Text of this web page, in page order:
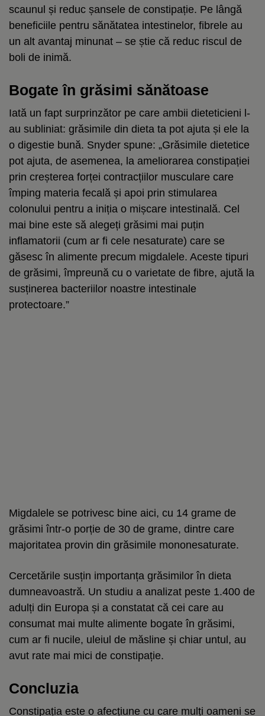
scaunul și reduc șansele de constipație. Pe lângă
beneficiile pentru sănătatea intestinelor, fibrele au
un alt avantaj minunat – se știe că reduc riscul de
boli de inimă.
Bogate în grăsimi sănătoase
Iată un fapt surprinzător pe care ambii dieteticieni l-
au subliniat: grăsimile din dieta ta pot ajuta și ele la
o digestie bună. Snyder spune: „Grăsimile dietetice
pot ajuta, de asemenea, la ameliorarea constipației
prin creșterea forței contracțiilor musculare care
împing materia fecală și apoi prin stimularea
colonului pentru a iniția o mișcare intestinală. Cel
mai bine este să alegeți grăsimi mai puțin
inflamatorii (cum ar fi cele nesaturate) care se
găsesc în alimente precum migdalele. Aceste tipuri
de grăsimi, împreună cu o varietate de fibre, ajută la
susținerea bacteriilor noastre intestinale
protectoare.”
Migdalele se potrivesc bine aici, cu 14 grame de
grăsimi într-o porție de 30 de grame, dintre care
majoritatea provin din grăsimile mononesaturate.
Cercetările susțin importanța grăsimilor în dieta
dumneavoastră. Un studiu a analizat peste 1.400 de
adulți din Europa și a constatat că cei care au
consumat mai multe alimente bogate în grăsimi,
cum ar fi nucile, uleiul de măsline și chiar untul, au
avut rate mai mici de constipație.
Concluzia
Constipația este o afecțiune cu care mulți oameni se